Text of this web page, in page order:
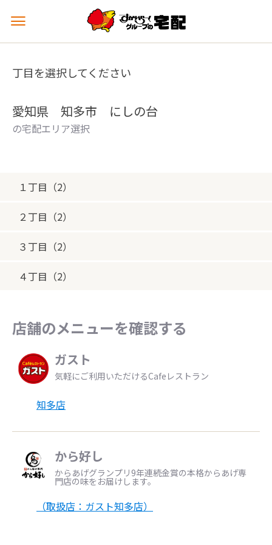
メ
ュ
を
丁目を選択してください
愛知県 知多市 にしの台
の宅配エリア選択
１丁目（2）
２丁目（2）
３丁目（2）
４丁目（2）
店舗のメニューを確認する
ガスト
気軽にご利用いただけるCafeレストラン
知多店
から好し
からあげグランプリ9年連続金賞の本格からあげ専
門店の味をお届けします。
（取扱店：ガスト知多店）